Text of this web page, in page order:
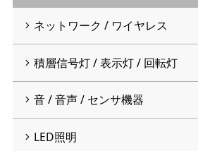
ネットワーク / ワイヤレス
積層信号灯 / 表示灯 / 回転灯
音 / 音声 / センサ機器
LED照明